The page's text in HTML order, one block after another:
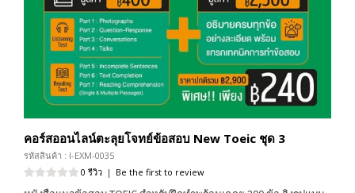
คอร์สออนไลน์ตะลุยโจทย์ข้อสอบ New Toeic ชุด 3
รหัสสินค้า : I-EXM-0035
0 รีวิว | Be the first to review